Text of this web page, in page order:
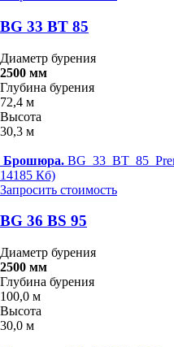
BG 33 BT 85
Диаметр бурения
2500 мм
Глубина бурения
72,4 м
Высота
30,3 м
Брошюра.
14185 Кб)
Запросить стоимость
BG 36 BS 95
Диаметр бурения
2500 мм
Глубина бурения
100,0 м
Высота
30,0 м